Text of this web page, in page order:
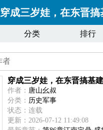
穿成三岁娃，在东晋搞
分类 排行
穿成三岁娃，在东晋搞基建
作者： 唐山幺叔
分类： 历史军事
状态：连载
更新：2026-07-12 11:49:08